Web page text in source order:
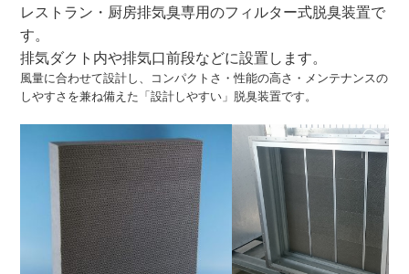
レストラン・厨房排気臭専用のフィルター式脱臭装置で
す。
排気ダクト内や排気口前段などに設置します。
風量に合わせて設計し、
コンパクトさ・性能の高さ・メンテナンスの
しやすさを兼ね備えた「設計しやすい」脱臭装置です。